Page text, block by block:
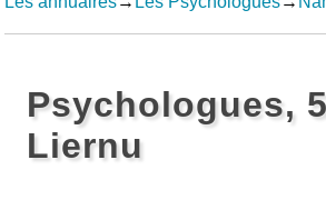
Psychologues,
Liernu